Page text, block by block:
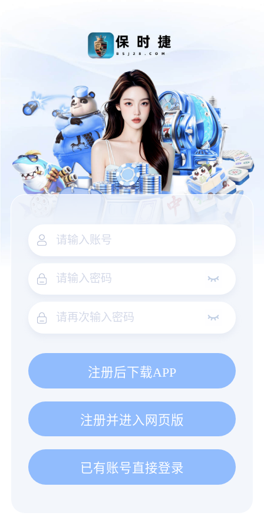
注册后下载APP
注册并进入网页版
已有账号直接登录